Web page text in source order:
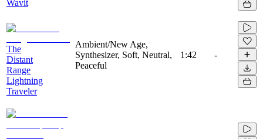
Wavit
The
Distant
Range
Lightning
Traveler
Ambient/New Age,
Synthesizer, Soft, Neutral,
Peaceful
1:42 -